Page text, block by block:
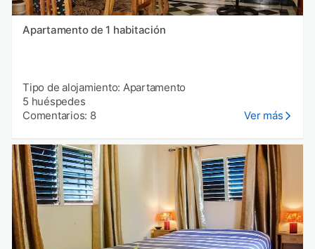
Apartamento de 1 habitación
Tipo de alojamiento: Apartamento
5 huéspedes
Comentarios: 8
Ver más